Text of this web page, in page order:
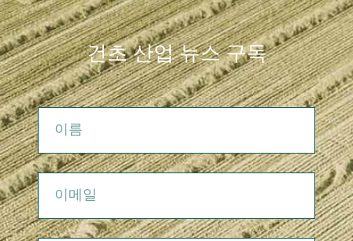
건초 산업 뉴스 구독
이름
이메일
회사